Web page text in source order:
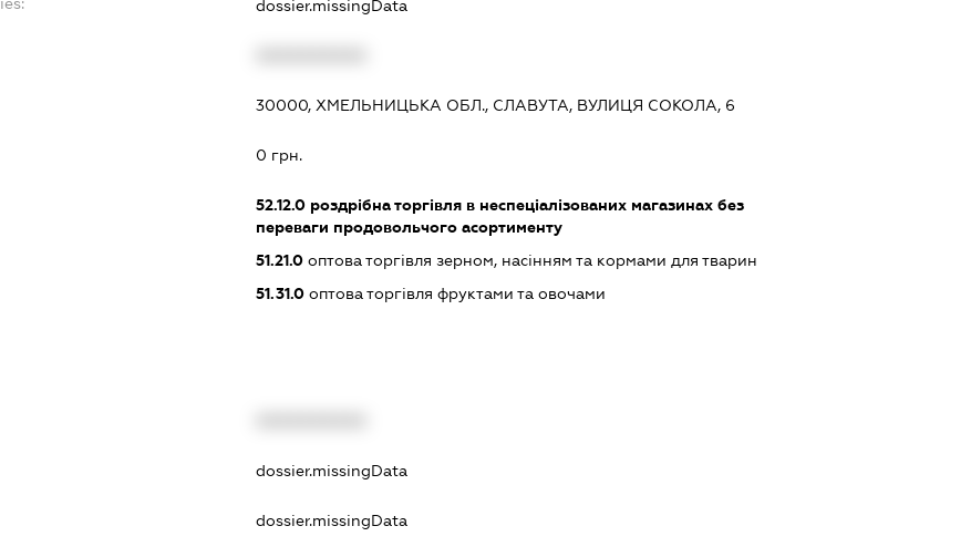
dossier.missingData
30000, ХМЕЛЬНИЦЬКА ОБЛ., СЛАВУТА, ВУЛИЦЯ СОКОЛА, 6
0 грн.
52.12.0роздрібна торгівля в неспеціалізованих магазинах без
переваги продовольчого асортименту
51.21.0оптова торгівля зерном, насінням та кормами для тварин
51.31.0оптова торгівля фруктами та овочами
dossier.missingData
dossier.missingData